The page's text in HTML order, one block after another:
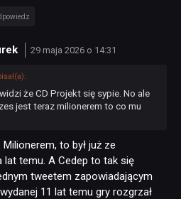
29 maja 2026 o 14:31
że CD Projekt się sypie. No ale
jest teraz milionerem to co mu
to był już ze
lat temu. A Cedep to tak się
tweetem zapowiadającym
11 lat temu gry rozgrzał